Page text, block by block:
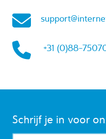
+31 (0)88-
Schrijf je in voor